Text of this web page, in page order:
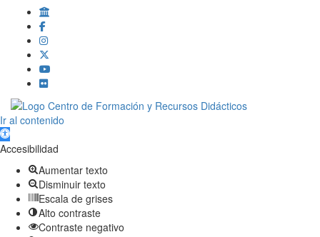
Scroll
Up
Ir al contenido
Abrir barra de herramientas
Accesibilidad
Aumentar texto
Disminuir texto
Escala de grises
Alto contraste
Contraste negativo